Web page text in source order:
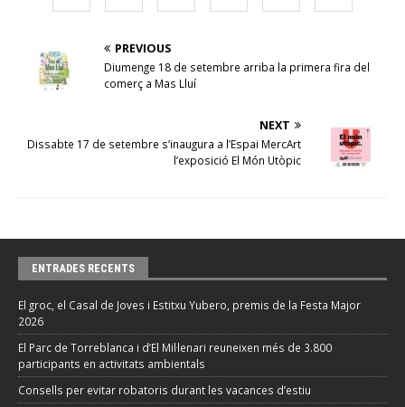
PREVIOUS
Diumenge 18 de setembre arriba la primera fira del
comerç a Mas Lluí
NEXT
Dissabte 17 de setembre s’inaugura a l’Espai MercArt
l’exposició El Món Utòpic
ENTRADES RECENTS
El groc, el Casal de Joves i Estitxu Yubero, premis de la Festa Major
2026
El Parc de Torreblanca i d’El Mil·lenari reuneixen més de 3.800
participants en activitats ambientals
Consells per evitar robatoris durant les vacances d’estiu